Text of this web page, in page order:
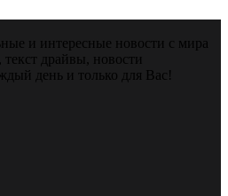
и интересные новости с мира
драйвы, новости
день и только для Вас!